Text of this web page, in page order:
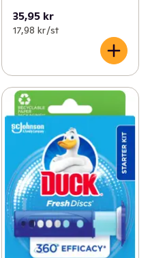
35,95 kr
17,98 kr /st